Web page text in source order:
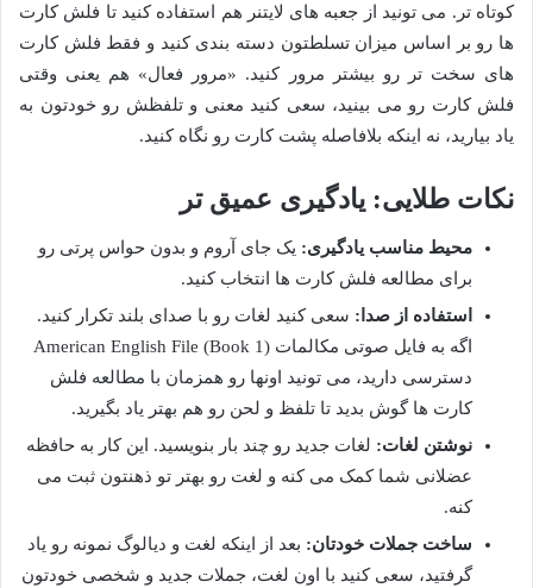
کوتاه تر. می تونید از جعبه های لایتنر هم استفاده کنید تا فلش کارت
ها رو بر اساس میزان تسلطتون دسته بندی کنید و فقط فلش کارت
های سخت تر رو بیشتر مرور کنید. «مرور فعال» هم یعنی وقتی
فلش کارت رو می بینید، سعی کنید معنی و تلفظش رو خودتون به
یاد بیارید، نه اینکه بلافاصله پشت کارت رو نگاه کنید.
نکات طلایی: یادگیری عمیق تر
محیط مناسب یادگیری: یک جای آروم و بدون حواس پرتی رو
برای مطالعه فلش کارت ها انتخاب کنید.
استفاده از صدا: سعی کنید لغات رو با صدای بلند تکرار کنید.
اگه به فایل صوتی مکالمات American English File (Book 1)
دسترسی دارید، می تونید اونها رو همزمان با مطالعه فلش
کارت ها گوش بدید تا تلفظ و لحن رو هم بهتر یاد بگیرید.
نوشتن لغات: لغات جدید رو چند بار بنویسید. این کار به حافظه
عضلانی شما کمک می کنه و لغت رو بهتر تو ذهنتون ثبت می
کنه.
ساخت جملات خودتان: بعد از اینکه لغت و دیالوگ نمونه رو یاد
گرفتید، سعی کنید با اون لغت، جملات جدید و شخصی خودتون